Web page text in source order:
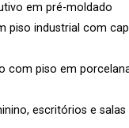
em pré-moldado
piso industrial com
com piso em
escritórios e